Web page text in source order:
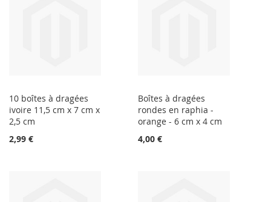
10 boîtes à dragées
ivoire 11,5 cm x 7 cm x
2,5 cm
2,99 €
Boîtes à dragées
rondes en raphia -
orange - 6 cm x 4 cm
4,00 €